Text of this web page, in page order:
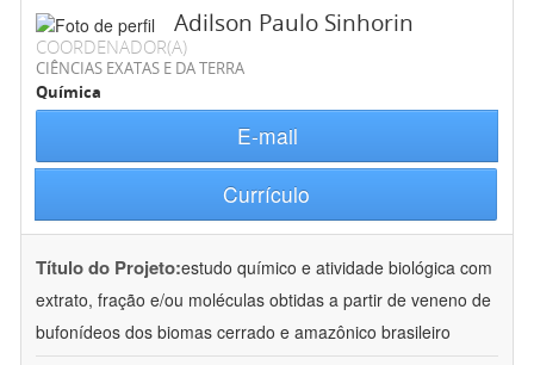
Adilson Paulo Sinhorin
COORDENADOR(A)
CIÊNCIAS EXATAS E DA TERRA
Química
E-mail
Currículo
Título do Projeto:estudo químico e atividade biológica com
extrato, fração e/ou moléculas obtidas a partir de veneno de
bufonídeos dos biomas cerrado e amazônico brasileiro